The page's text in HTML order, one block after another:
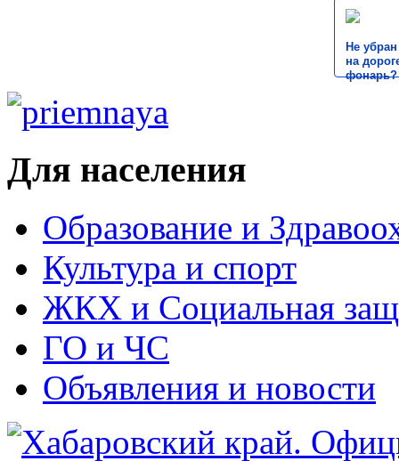
Не
на
фонарь?
Для населения
Образование и
Культура и спорт
ЖКХ и Социальная
ГО и ЧС
Объявления и новости